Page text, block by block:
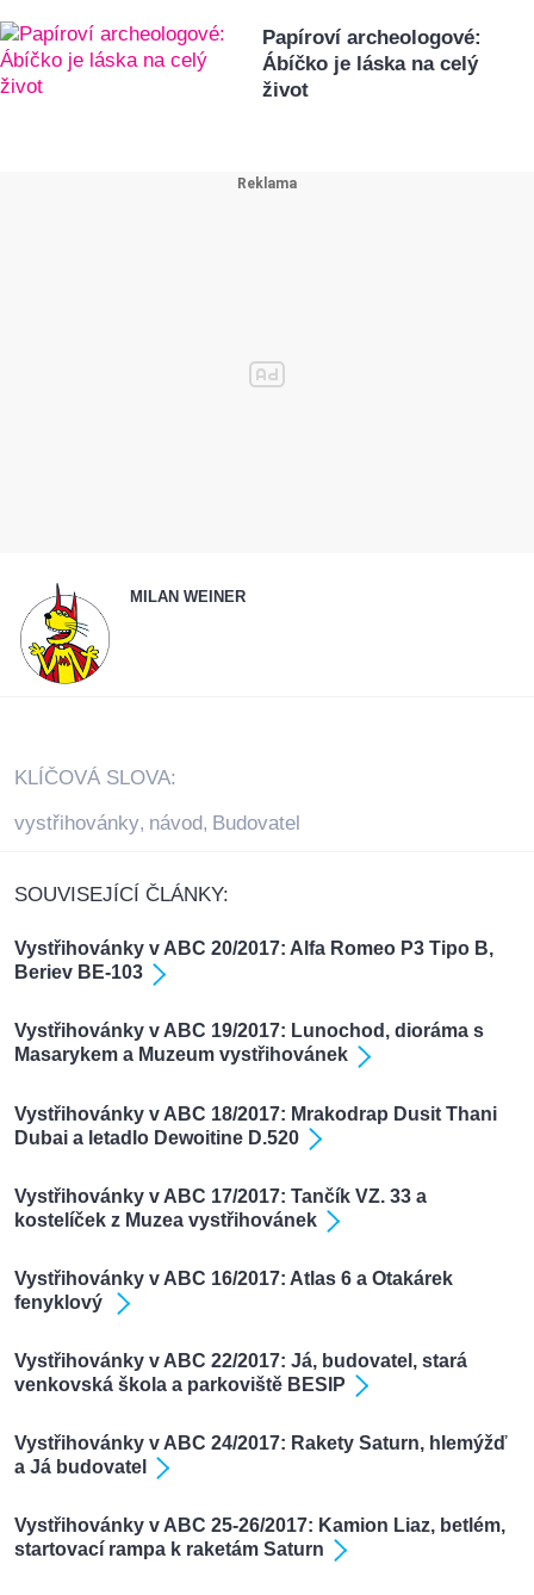
Papíroví archeologové:
Ábíčko je láska na celý
život
MILAN WEINER
KLÍČOVÁ SLOVA:
vystřihovánky, návod, Budovatel
SOUVISEJÍCÍ ČLÁNKY:
Vystřihovánky v ABC 20/2017: Alfa Romeo P3 Tipo B,
Beriev BE-103
Vystřihovánky v ABC 19/2017: Lunochod, dioráma s
Masarykem a Muzeum vystřihovánek
Vystřihovánky v ABC 18/2017: Mrakodrap Dusit Thani
Dubai a letadlo Dewoitine D.520
Vystřihovánky v ABC 17/2017: Tančík VZ. 33 a
kostelíček z Muzea vystřihovánek
Vystřihovánky v ABC 16/2017: Atlas 6 a Otakárek
fenyklový
Vystřihovánky v ABC 22/2017: Já, budovatel, stará
venkovská škola a parkoviště BESIP
Vystřihovánky v ABC 24/2017: Rakety Saturn, hlemýžď
a Já budovatel
Vystřihovánky v ABC 25-26/2017: Kamion Liaz, betlém,
startovací rampa k raketám Saturn